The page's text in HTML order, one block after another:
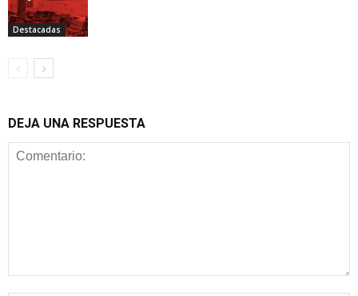
Destacadas
DEJA UNA RESPUESTA